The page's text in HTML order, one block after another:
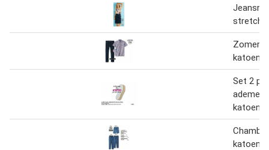
stretch
katoen
Set 2
katoen
katoen